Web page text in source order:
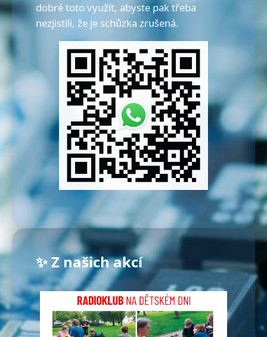
dobré toto využít, abyste pak třeba
nezjistili, že je schůzka zrušená.
✨ Z našich akcí